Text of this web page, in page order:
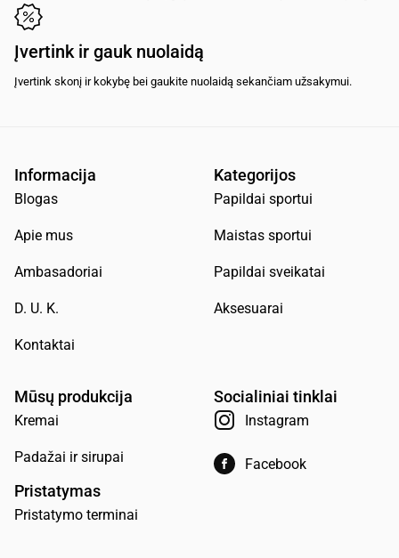
Įvertink ir gauk nuolaidą
Įvertink skonį ir kokybę bei gaukite nuolaidą sekančiam užsakymui.
Informacija
Blogas
Apie mus
Ambasadoriai
D. U. K.
Kontaktai
Kategorijos
Papildai sportui
Maistas sportui
Papildai sveikatai
Aksesuarai
Mūsų produkcija
Kremai
Padažai ir sirupai
Pristatymas
Pristatymo terminai
Socialiniai tinklai
Instagram
Facebook